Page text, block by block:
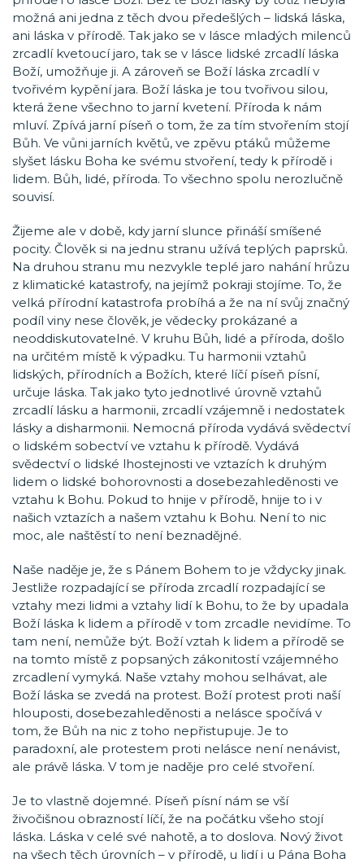
možná ani jedna z těch dvou předešlých – lidská láska,
ani láska v přírodě. Tak jako se v lásce mladých milenců
zrcadlí kvetoucí jaro, tak se v lásce lidské zrcadlí láska
Boží, umožňuje ji. A zároveň se Boží láska zrcadlí v
tvořivém kypění jara. Boží láska je tou tvořivou silou,
která žene všechno to jarní kvetení. Příroda k nám
mluví. Zpívá jarní píseň o tom, že za tím stvořením stojí
Bůh. Ve vůni jarních květů, ve zpěvu ptáků můžeme
slyšet lásku Boha ke svému stvoření, tedy k přírodě i
lidem. Bůh, lidé, příroda. To všechno spolu nerozlučně
souvisí.
Žijeme ale v době, kdy jarní slunce přináší smíšené
pocity. Člověk si na jednu stranu užívá teplých paprsků.
Na druhou stranu mu nezvykle teplé jaro nahání hrůzu
z klimatické katastrofy, na jejímž pokraji stojíme. To, že
velká přírodní katastrofa probíhá a že na ní svůj značný
podíl viny nese člověk, je vědecky prokázané a
neoddiskutovatelné. V kruhu Bůh, lidé a příroda, došlo
na určitém místě k výpadku. Tu harmonii vztahů
lidských, přírodních a Božích, které líčí píseň písní,
určuje láska. Tak jako tyto jednotlivé úrovně vztahů
zrcadlí lásku a harmonii, zrcadlí vzájemně i nedostatek
lásky a disharmonii. Nemocná příroda vydává svědectví
o lidském sobectví ve vztahu k přírodě. Vydává
svědectví o lidské lhostejnosti ve vztazích k druhým
lidem o lidské bohorovnosti a dosebezahleděnosti ve
vztahu k Bohu. Pokud to hnije v přírodě, hnije to i v
našich vztazích a našem vztahu k Bohu. Není to nic
moc, ale naštěstí to není beznadějné.
Naše naděje je, že s Pánem Bohem to je vždycky jinak.
Jestliže rozpadající se příroda zrcadlí rozpadající se
vztahy mezi lidmi a vztahy lidí k Bohu, to že by upadala
Boží láska k lidem a přírodě v tom zrcadle nevidíme. To
tam není, nemůže být. Boží vztah k lidem a přírodě se
na tomto místě z popsaných zákonitostí vzájemného
zrcadlení vymyká. Naše vztahy mohou selhávat, ale
Boží láska se zvedá na protest. Boží protest proti naší
hlouposti, dosebezahleděnosti a nelásce spočívá v
tom, že Bůh na nic z toho nepřistupuje. Je to
paradoxní, ale protestem proti nelásce není nenávist,
ale právě láska. V tom je naděje pro celé stvoření.
Je to vlastně dojemné. Píseň písní nám se vší
živočišnou obrazností líčí, že na počátku všeho stojí
láska. Láska v celé své nahotě, a to doslova. Nový život
na všech těch úrovních – v přírodě, u lidí i u Pána Boha